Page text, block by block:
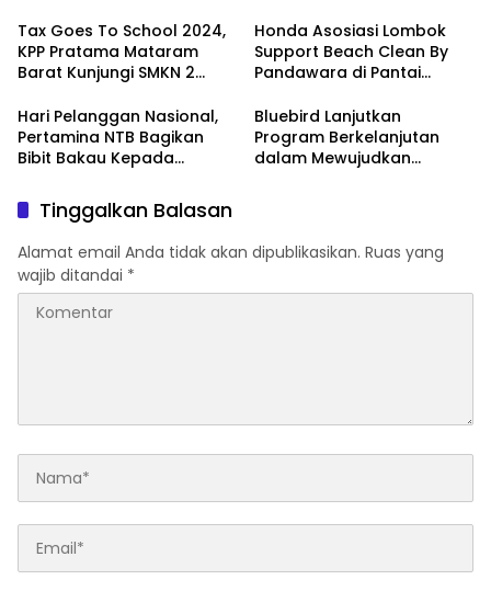
Tax Goes To School 2024,
KPP Pratama Mataram
Barat Kunjungi SMKN 2
Honda Asosiasi Lombok
Support Beach Clean By
Pandawara di Pantai
Hari Pelanggan Nasional,
Pertamina NTB Bagikan
Bibit Bakau Kepada
Bluebird Lanjutkan
Program Berkelanjutan
dalam Mewujudkan
Tinggalkan Balasan
Alamat email Anda tidak akan dipublikasikan. Ruas yang
wajib ditandai *